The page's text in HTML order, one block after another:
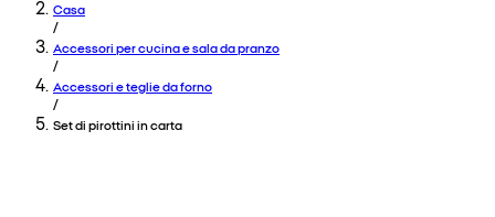
Casa
/
Accessori per cucina e sala da pranzo
/
Accessori e teglie da forno
/
Set di pirottini in carta